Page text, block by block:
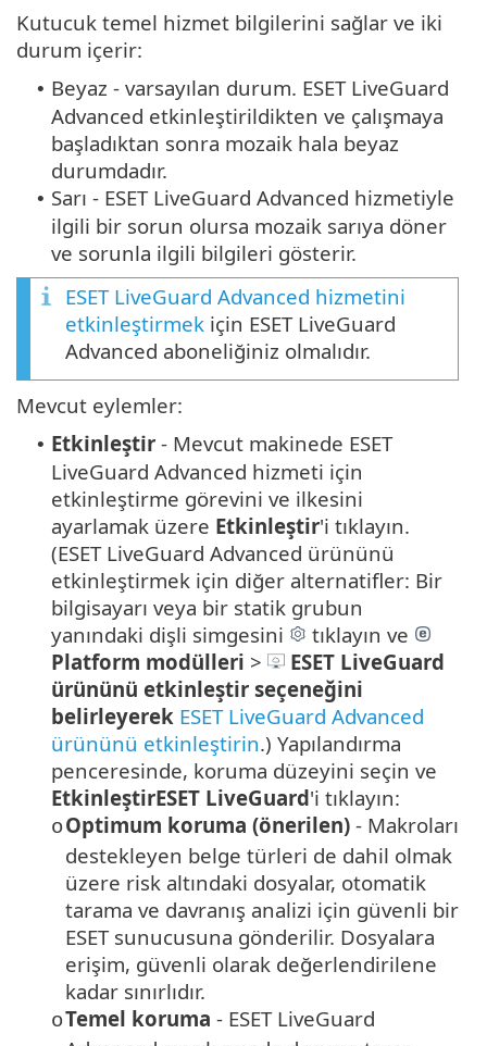
Kutucuk temel hizmet bilgilerini sağlar ve iki
durum içerir:
• Beyaz - varsayılan durum. ESET LiveGuard
Advanced etkinleştirildikten ve çalışmaya
başladıktan sonra mozaik hala beyaz
durumdadır.
• Sarı - ESET LiveGuard Advanced hizmetiyle
ilgili bir sorun olursa mozaik sarıya döner
ve sorunla ilgili bilgileri gösterir.
ESET LiveGuard Advanced hizmetini
etkinleştirmek için ESET LiveGuard
Advanced aboneliğiniz olmalıdır.
Mevcut eylemler:
• Etki̇nleşti̇r - Mevcut makinede ESET
LiveGuard Advanced hizmeti için
etkinleştirme görevini ve ilkesini
ayarlamak üzere Etkinleştir'i tıklayın.
(ESET LiveGuard Advanced ürününü
etkinleştirmek için diğer alternatifler: Bir
bilgisayarı veya bir statik grubun
yanındaki dişli simgesini
tıklayın ve
Platform modülleri >
ESET LiveGuard
ürününü etkinleştir seçeneğini
belirleyerek ESET LiveGuard Advanced
ürününü etkinleştirin.) Yapılandırma
penceresinde, koruma düzeyini seçin ve
EtkinleştirESET LiveGuard'i tıklayın:
oOptimum koruma (önerilen) - Makroları
destekleyen belge türleri de dahil olmak
üzere risk altındaki dosyalar, otomatik
tarama ve davranış analizi için güvenli bir
ESET sunucusuna gönderilir. Dosyalara
erişim, güvenli olarak değerlendirilene
kadar sınırlıdır.
oTemel koruma - ESET LiveGuard